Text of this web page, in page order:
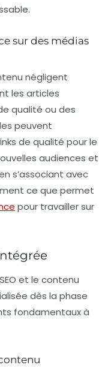
sur des médias
négligent
les articles
qualité ou des
peuvent
de qualité pour le
audiences et
s’associant avec
ce que permet
pour travailler sur
et le contenu
dès la phase
fondamentaux à